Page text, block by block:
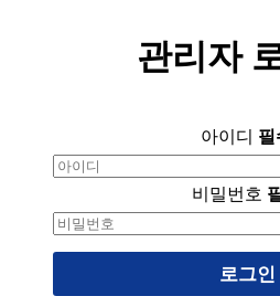
관리자
아이디 필
비밀번호
로그인